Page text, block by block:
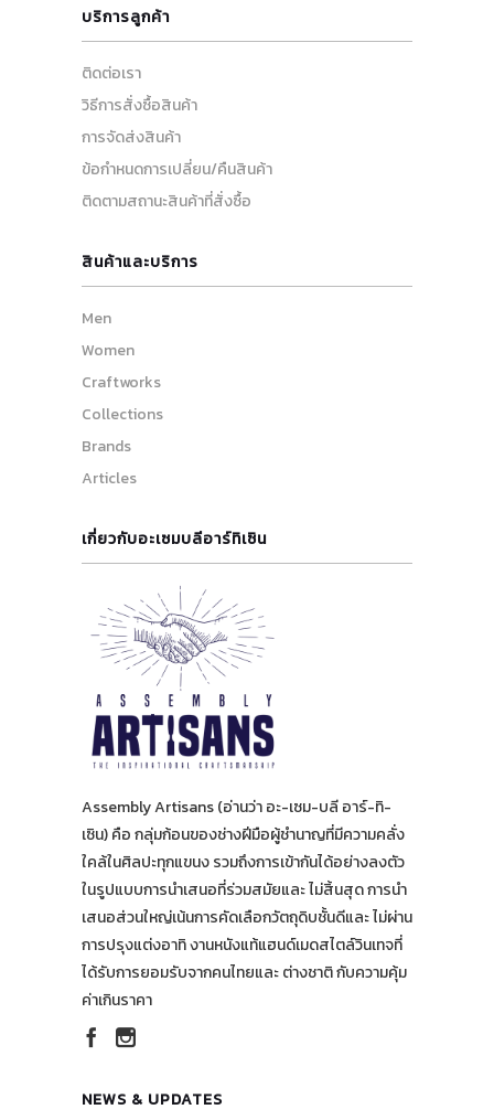
บริการลูกค้า
ติดต่อเรา
วิธีการสั่งซื้อสินค้า
การจัดส่งสินค้า
ข้อกำหนดการเปลี่ยน/คืนสินค้า
ติดตามสถานะสินค้าที่สั่งซื้อ
สินค้าและบริการ
Men
Women
Craftworks
Collections
Brands
Articles
เกี่ยวกับอะเซมบลีอาร์ทิเซิน
Assembly Artisans (อ่านว่า อะ-เซม-บลี อาร์-ทิ-
เซิน) คือ กลุ่มก้อนของช่างฝีมือผู้ชำนาญที่มีความคลั่ง
ใคล้ในศิลปะทุกแขนง รวมถึงการเข้ากันได้อย่างลงตัว
ในรูปแบบการนำเสนอที่ร่วมสมัยและ ไม่สิ้นสุด การนำ
เสนอส่วนใหญ่เน้นการคัดเลือกวัตถุดิบชั้นดีและ ไม่ผ่าน
การปรุงแต่งอาทิ งานหนังแท้แฮนด์เมดสไตล์วินเทจที่
ได้รับการยอมรับจากคนไทยและ ต่างชาติ กับความคุ้ม
ค่าเกินราคา
NEWS & UPDATES